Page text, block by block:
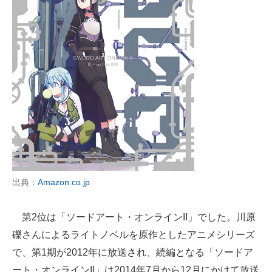
出典： Amazon.co.jp
第2位は「ソードアート・オンラインII」でした。川原
礫さんによるライトノベルを原作としたアニメシリーズ
で、第1期が2012年に放送され、続編となる「ソードア